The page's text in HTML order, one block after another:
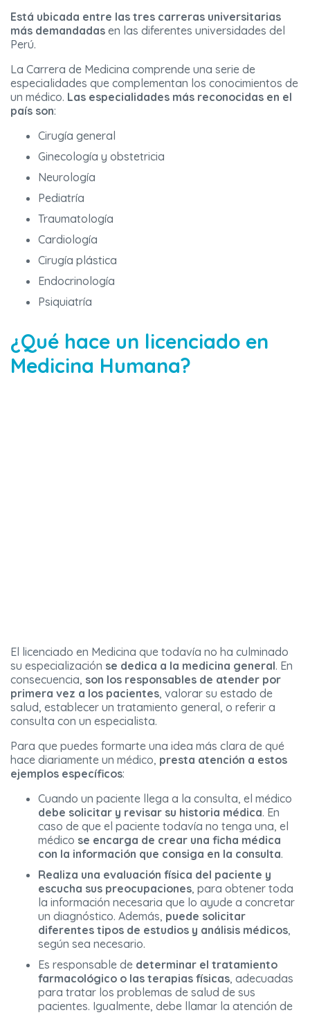
Está ubicada entre las tres carreras universitarias
más demandadas en las diferentes universidades del
Perú.
La Carrera de Medicina comprende una serie de
especialidades que complementan los conocimientos de
un médico. Las especialidades más reconocidas en el
país son:
Cirugía general
Ginecología y obstetricia
Neurología
Pediatría
Traumatología
Cardiología
Cirugía plástica
Endocrinología
Psiquiatría
¿Qué hace un licenciado en
Medicina Humana?
El licenciado en Medicina que todavía no ha culminado
su especialización se dedica a la medicina general. En
consecuencia, son los responsables de atender por
primera vez a los pacientes, valorar su estado de
salud, establecer un tratamiento general, o referir a
consulta con un especialista.
Para que puedes formarte una idea más clara de qué
hace diariamente un médico, presta atención a estos
ejemplos específicos:
Cuando un paciente llega a la consulta, el médico
debe solicitar y revisar su historia médica. En
caso de que el paciente todavía no tenga una, el
médico se encarga de crear una ficha médica
con la información que consiga en la consulta.
Realiza una evaluación física del paciente y
escucha sus preocupaciones, para obtener toda
la información necesaria que lo ayude a concretar
un diagnóstico. Además, puede solicitar
diferentes tipos de estudios y análisis médicos,
según sea necesario.
Es responsable de determinar el tratamiento
farmacológico o las terapias físicas, adecuadas
para tratar los problemas de salud de sus
pacientes. Igualmente, debe llamar la atención de